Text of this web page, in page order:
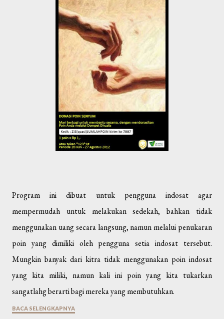
Program ini dibuat untuk pengguna indosat agar
mempermudah untuk melakukan sedekah, bahkan tidak
menggunakan uang secara langsung, namun melalui penukaran
poin yang dimiliki oleh pengguna setia indosat tersebut.
Mungkin banyak dari kitra tidak menggunakan poin indosat
yang kita miliki, namun kali ini poin yang kita tukarkan
sangatlahg berarti bagi mereka yang membutuhkan.
BACA SELENGKAPNYA